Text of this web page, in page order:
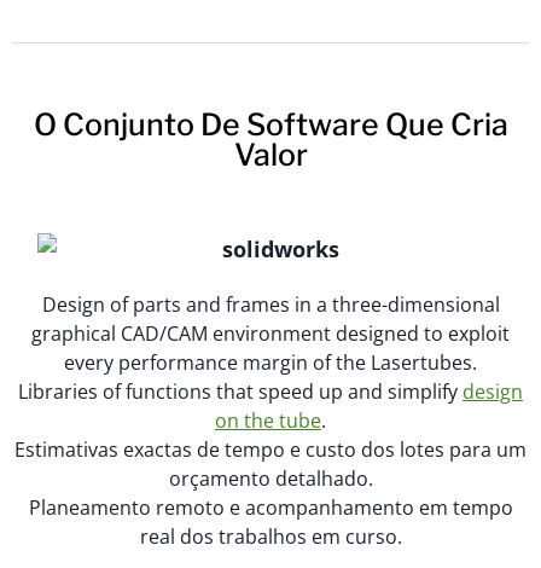
O Conjunto De Software Que Cria
Valor
Design of parts and frames in a three-dimensional
graphical CAD/CAM environment designed to exploit
every performance margin of the Lasertubes.
Libraries of functions that speed up and simplify design
on the tube.
Estimativas exactas de tempo e custo dos lotes para um
orçamento detalhado.
Planeamento remoto e acompanhamento em tempo
real dos trabalhos em curso.